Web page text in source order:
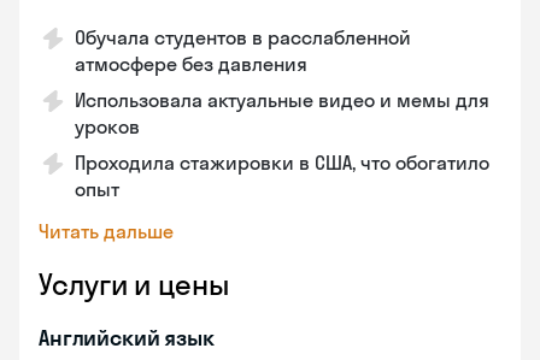
Обучала студентов в расслабленной
атмосфере без давления
Использовала актуальные видео и мемы для
уроков
Проходила стажировки в США, что обогатило
опыт
Читать дальше
Услуги и цены
Английский язык